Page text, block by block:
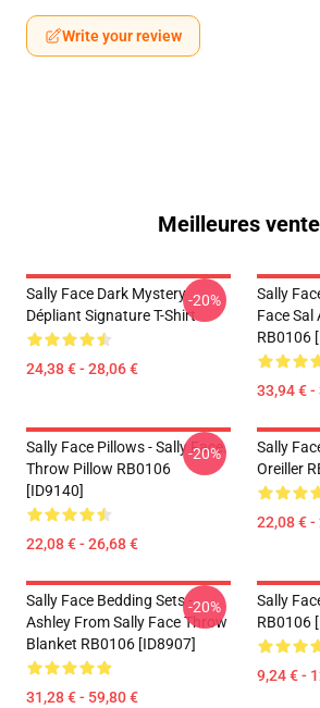
Write your review
Meilleures
Sally Face Dark Mystery
Dépliant Signature T-Shirt
24,38 € - 28,06 €
-20%
Sally
Face Sal
RB0106
33,94 € -
Sally Face Pillows - Sally Face.
Throw Pillow RB0106
[ID9140]
22,08 € - 26,68 €
-20%
Sally
Oreiller
22,08 € -
Sally Face Bedding Sets -
Ashley From Sally Face Throw
Blanket RB0106 [ID8907]
31,28 € - 59,80 €
-20%
Sally
RB0106
9,24 € -